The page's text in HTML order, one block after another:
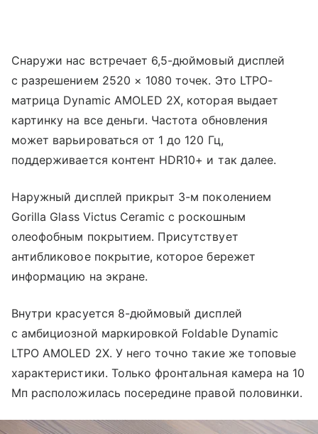
Снаружи нас встречает 6,5-дюймовый дисплей
с разрешением 2520 × 1080 точек. Это LTPO-
матрица Dynamic AMOLED 2X, которая выдает
картинку на все деньги. Частота обновления
может варьироваться от 1 до 120 Гц,
поддерживается контент HDR10+ и так далее.
Наружный дисплей прикрыт 3-м поколением
Gorilla Glass Victus Ceramic с роскошным
олеофобным покрытием. Присутствует
антибликовое покрытие, которое бережет
информацию на экране.
Внутри красуется 8-дюймовый дисплей
с амбициозной маркировкой Foldable Dynamic
LTPO AMOLED 2X. У него точно такие же топовые
характеристики. Только фронтальная камера на 10
Мп расположилась посередине правой половинки.